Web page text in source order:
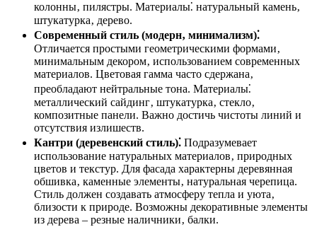
колонны‚ пилястры. Материалы⁚ натуральный камень‚
штукатурка‚ дерево.
Современный стиль (модерн‚ минимализм)⁚
Отличается простыми геометрическими формами‚
минимальным декором‚ использованием современных
материалов. Цветовая гамма часто сдержана‚
преобладают нейтральные тона. Материалы⁚
металлический сайдинг‚ штукатурка‚ стекло‚
композитные панели. Важно достичь чистоты линий и
отсутствия излишеств.
Кантри (деревенский стиль)⁚ Подразумевает
использование натуральных материалов‚ природных
цветов и текстур. Для фасада характерны деревянная
обшивка‚ каменные элементы‚ натуральная черепица.
Стиль должен создавать атмосферу тепла и уюта‚
близости к природе. Возможны декоративные элементы
из дерева – резные наличники‚ балки.